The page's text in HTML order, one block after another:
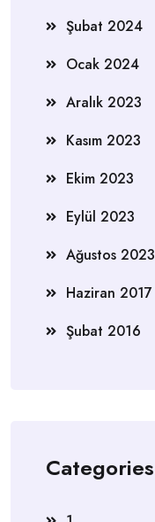
Şubat 2024
Ocak 2024
Aralık 2023
Kasım 2023
Ekim 2023
Eylül 2023
Ağustos 2023
Haziran 2017
Şubat 2016
Categories